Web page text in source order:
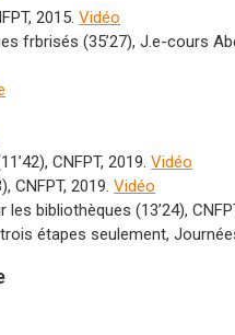
2015.Vidéo
frbrisés (35’27), J.e-cours
CNFPT, 2019.Vidéo
CNFPT, 2019.Vidéo
bibliothèques (13’24),
étapes seulement,